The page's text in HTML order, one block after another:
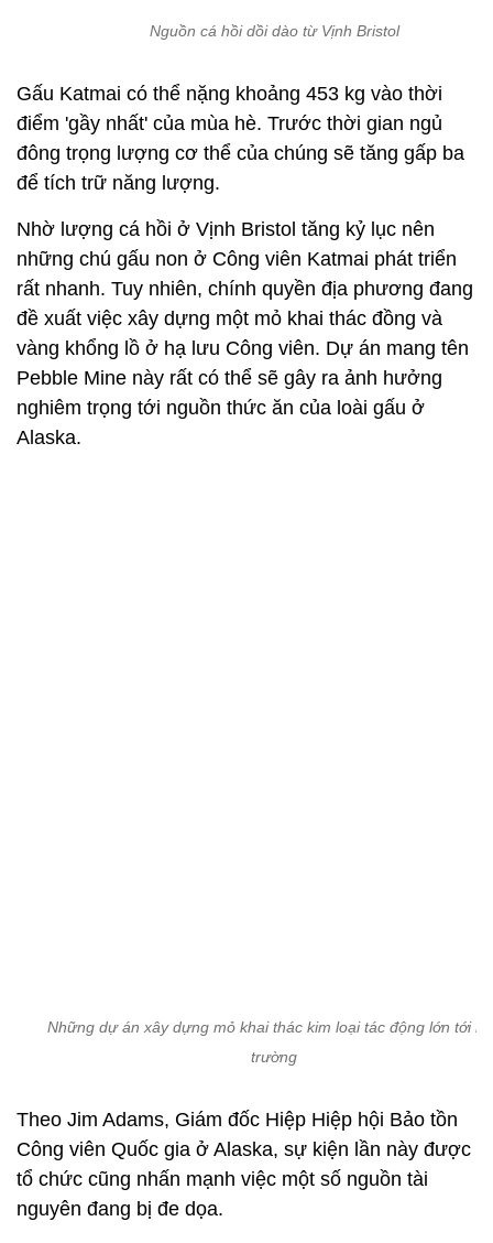
Nguồn cá hồi dồi dào từ Vịnh Bristol
Gấu Katmai có thể nặng khoảng 453 kg vào thời
điểm 'gầy nhất' của mùa hè. Trước thời gian ngủ
đông trọng lượng cơ thể của chúng sẽ tăng gấp ba
để tích trữ năng lượng.
Nhờ lượng cá hồi ở Vịnh Bristol tăng kỷ lục nên
những chú gấu non ở Công viên Katmai phát triển
rất nhanh. Tuy nhiên, chính quyền địa phương đang
đề xuất việc xây dựng một mỏ khai thác đồng và
vàng khổng lồ ở hạ lưu Công viên. Dự án mang tên
Pebble Mine này rất có thể sẽ gây ra ảnh hưởng
nghiêm trọng tới nguồn thức ăn của loài gấu ở
Alaska.
Những dự án xây dựng mỏ khai thác kim loại tác động lớn tới
trường
Theo Jim Adams, Giám đốc Hiệp Hiệp hội Bảo tồn
Công viên Quốc gia ở Alaska, sự kiện lần này được
tổ chức cũng nhấn mạnh việc một số nguồn tài
nguyên đang bị đe dọa.